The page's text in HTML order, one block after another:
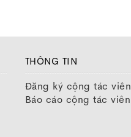
THÔNG TIN
Đăng ký cộng tác viên
Báo cáo cộng tác viên